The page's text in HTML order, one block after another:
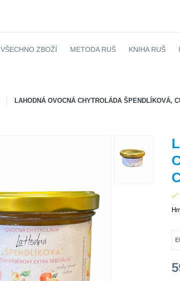
VŠECHNO ZBOŽÍ METODA RUŠ KNIHA RUŠ
LAHODNÁ OVOCNÁ CHYTROLÁDA ŠPENDLÍKOVÁ,